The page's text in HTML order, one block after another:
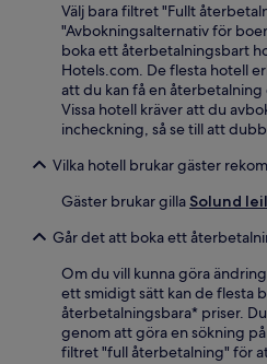
Välj bara filtret "Fullt
"Avbokningsalternativ för
boka ett återbetalningsbart
Hotels.com. De flesta hotell
att du kan få en
Vissa hotell kräver att du
incheckning, så se till att
Vilka hotell brukar gäster
Gäster brukar gilla Solund
Går det att boka ett
Om du vill kunna göra
ett smidigt sätt kan de flesta
återbetalningsbara* priser.
genom att göra en sökning
filtret "full återbetalning" för